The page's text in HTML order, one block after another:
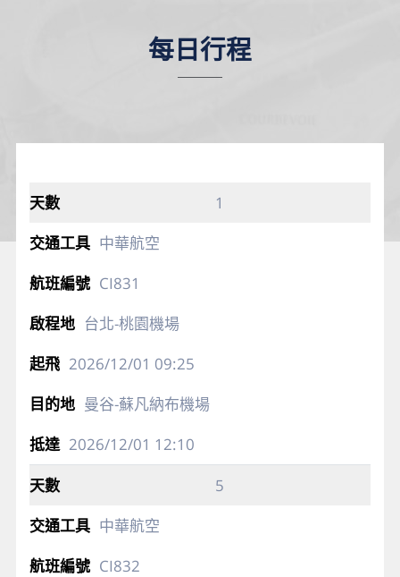
每日行程
1
中華航空
CI831
台北-桃園機場
2026/12/01 09:25
曼谷-蘇凡納布機場
2026/12/01 12:10
5
中華航空
CI832